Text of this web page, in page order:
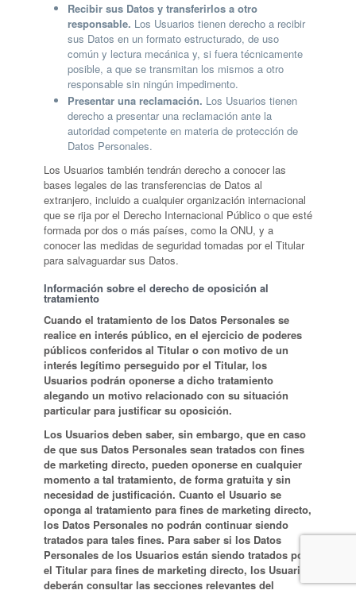
Recibir sus Datos y transferirlos a otro
responsable. Los Usuarios tienen derecho a recibir
sus Datos en un formato estructurado, de uso
común y lectura mecánica y, si fuera técnicamente
posible, a que se transmitan los mismos a otro
responsable sin ningún impedimento.
Presentar una reclamación. Los Usuarios tienen
derecho a presentar una reclamación ante la
autoridad competente en materia de protección de
Datos Personales.
Los Usuarios también tendrán derecho a conocer las
bases legales de las transferencias de Datos al
extranjero, incluido a cualquier organización internacional
que se rija por el Derecho Internacional Público o que esté
formada por dos o más países, como la ONU, y a
conocer las medidas de seguridad tomadas por el Titular
para salvaguardar sus Datos.
Información sobre el derecho de oposición al
tratamiento
Cuando el tratamiento de los Datos Personales se
realice en interés público, en el ejercicio de poderes
públicos conferidos al Titular o con motivo de un
interés legítimo perseguido por el Titular, los
Usuarios podrán oponerse a dicho tratamiento
alegando un motivo relacionado con su situación
particular para justificar su oposición.
Los Usuarios deben saber, sin embargo, que en caso
de que sus Datos Personales sean tratados con fines
de marketing directo, pueden oponerse en cualquier
momento a tal tratamiento, de forma gratuita y sin
necesidad de justificación. Cuanto el Usuario se
oponga al tratamiento para fines de marketing directo,
los Datos Personales no podrán continuar siendo
tratados para tales fines. Para saber si los Datos
Personales de los Usuarios están siendo tratados por
el Titular para fines de marketing directo, los Usuarios
deberán consultar las secciones relevantes del